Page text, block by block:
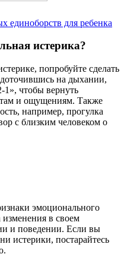
единоборств для ребенка
истерика?
попробуйте сделать
на дыхании,
1», чтобы вернуть
и ощущениям. Также
например, прогулка
с близким человеком о
эмоционального
изменения в своем
и поведении. Если вы
истерики, постарайтесь